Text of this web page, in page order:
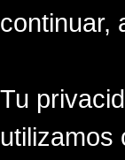
continuar,
Tu
utilizamos